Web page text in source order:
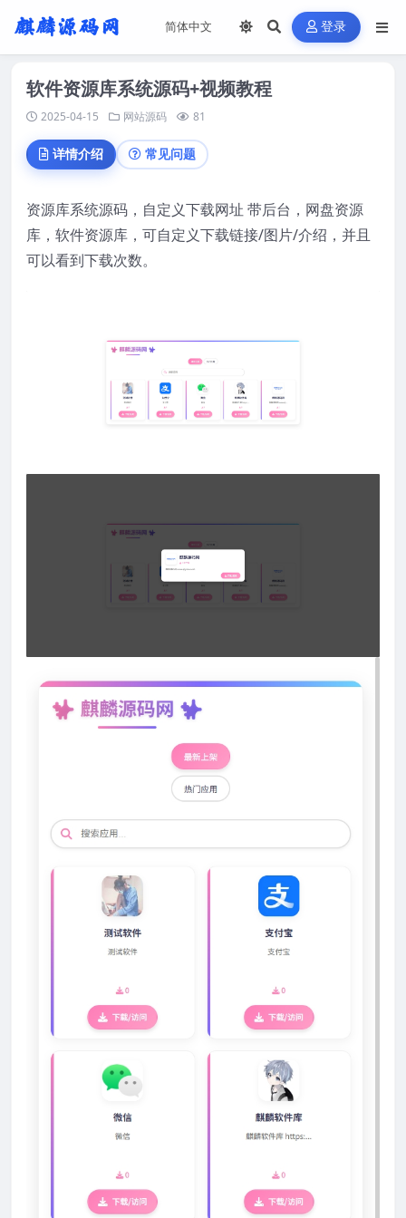
登录
软件资源库系统源码+视频教程
2025-04-15 网站源码 81
详情介绍 常见问题
资源库系统源码，自定义下载网址 带后台，网盘资源
库，软件资源库，可自定义下载链接/图片/介绍，并且
可以看到下载次数。